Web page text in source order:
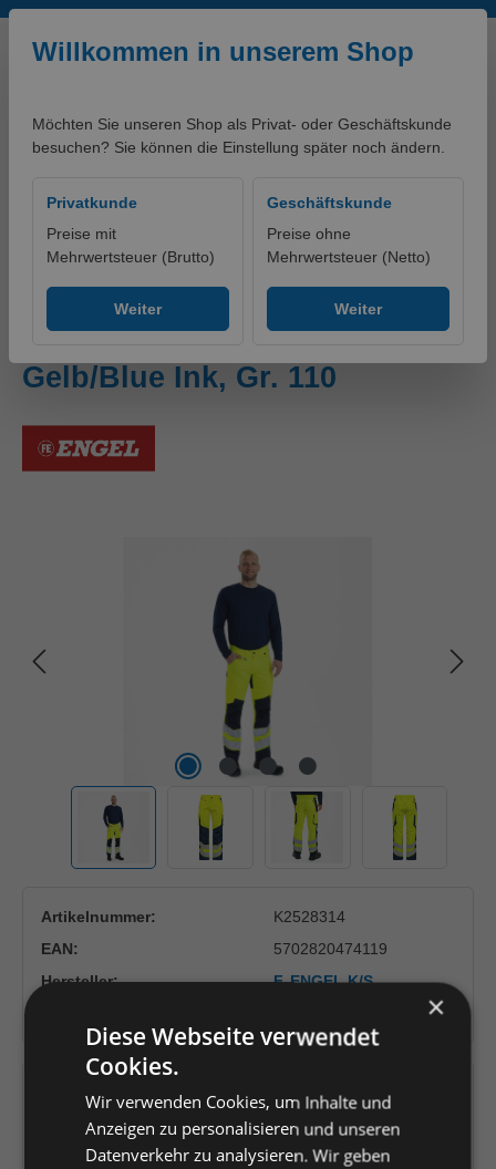
Zum Hauptinhalt springen
Willkommen in unserem Shop
Möchten Sie unseren Shop als Privat- oder Geschäftskunde
besuchen? Sie können die Einstellung später noch ändern.
Privatkunde
Preise mit
Mehrwertsteuer (Brutto)
Weiter
Geschäftskunde
Preise ohne
Mehrwertsteuer (Netto)
Weiter
Safety Light Arbeitshose
Gelb/Blue Ink, Gr. 110
Hersteller: F. ENGEL K/S
Artikelnummer:
K2528314
EAN:
5702820474119
Versandfertig in 4 Tagen, Lieferzeit 1-3 Tage
Farbeauswählen
×
Diese Webseite verwendet
Cookies.
Wir verwenden Cookies, um Inhalte und
Anzeigen zu personalisieren und unseren
Datenverkehr zu analysieren. Wir geben